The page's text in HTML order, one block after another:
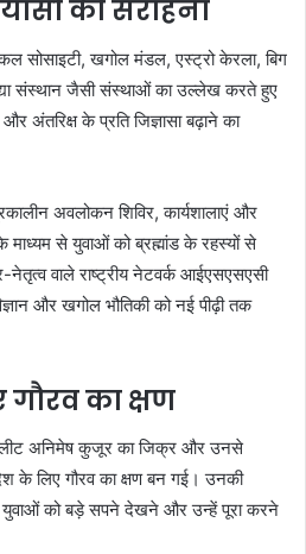
की सराहना
सोसाइटी, खगोल मंडल, एस्ट्रो केरला, बिग
संस्थान जैसी संस्थाओं का उल्लेख करते हुए
अंतरिक्ष के प्रति जिज्ञासा बढ़ाने का
अवलोकन शिविर, कार्यशालाएं और
माध्यम से युवाओं को ब्रह्मांड के रहस्यों से
नेतृत्व वाले राष्ट्रीय नेटवर्क आईएसएसएसी
और खगोल भौतिकी को नई पीढ़ी तक
का क्षण
अनिमेष कुजूर का जिक्र और उनसे
के लिए गौरव का क्षण बन गई। उनकी
को बड़े सपने देखने और उन्हें पूरा करने